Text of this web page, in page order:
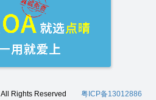
All Rights Reserved 粤ICP备13012886